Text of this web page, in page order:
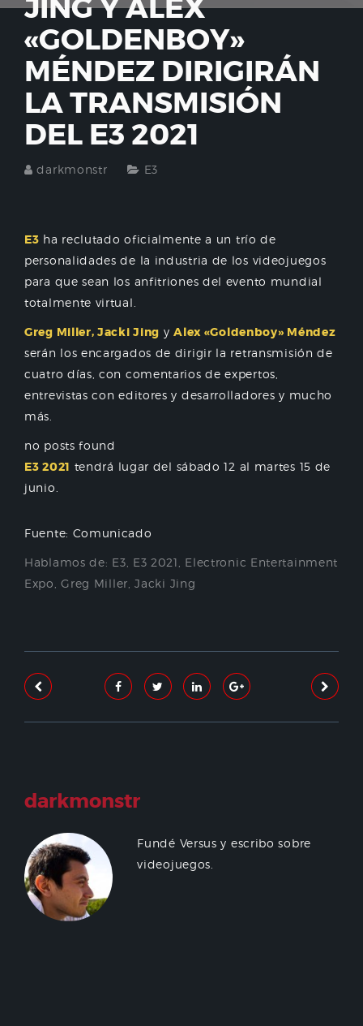
JING Y ALEX
«GOLDENBOY»
MÉNDEZ DIRIGIRÁN
LA TRANSMISIÓN
DEL E3 2021
darkmonstr E3
E3 ha reclutado oficialmente a un trío de
personalidades de la industria de los videojuegos
para que sean los anfitriones del evento mundial
totalmente virtual.
Greg Miller, Jacki Jing yAlex «Goldenboy» Méndez
serán los encargados de dirigir la retransmisión de
cuatro días, con comentarios de expertos,
entrevistas con editores y desarrolladores y mucho
más.
no posts found
E3 2021 tendrá lugar del sábado 12 al martes 15 de
junio.
Fuente: Comunicado
Hablamos de: E3 E3 2021
Electronic Entertainment
Expo ,Greg Miller ,Jacki Jing
darkmonstr
Fundé Versus y escribo sobre
videojuegos.